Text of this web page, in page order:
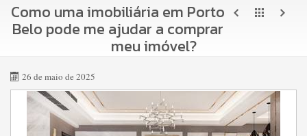
Como uma imobiliária em Porto
Belo pode me ajudar a comprar
meu imóvel?
26 de maio de 2025